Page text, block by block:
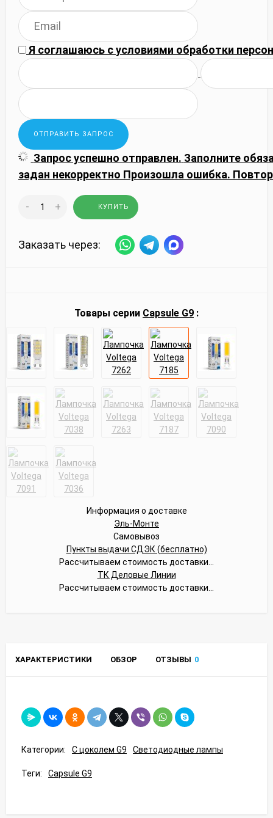
Я соглашаюсь сусловиями обработки
Запрос успешно отправлен. Заполните
задан некорректно Произошла ошибка.
- + КУПИТЬ
Заказать через:
Товары серии Capsule G9 :
Информация о доставке
Эль-Монте
Самовывоз
Пункты выдачи СДЭК (бесплатно)
Рассчитываем стоимость доставки...
ТК Деловые Линии
Рассчитываем стоимость доставки...
ХАРАКТЕРИСТИКИ ОБЗОР ОТЗЫВЫ 0
Категории: С цоколем G9 Светодиодные лампы
Теги: Capsule G9